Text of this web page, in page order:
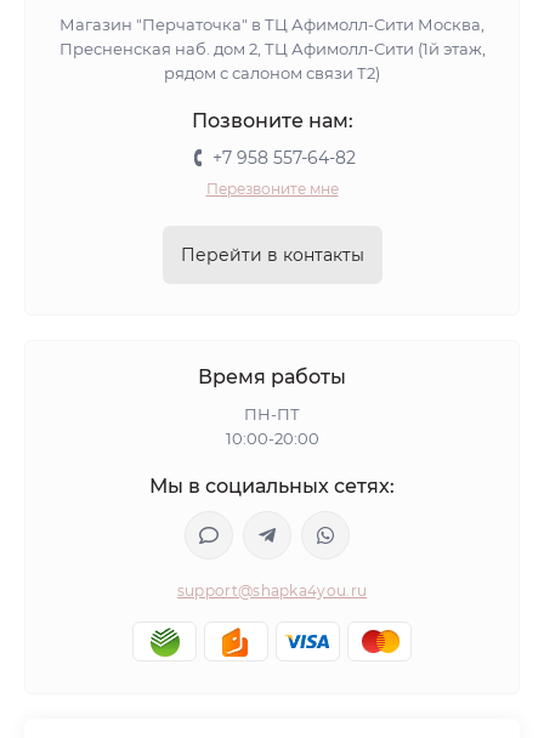
Магазин "Перчаточка" в ТЦ Афимолл-Сити Москва,
Пресненская наб. дом 2, ТЦ Афимолл-Сити (1й этаж,
рядом с салоном связи Т2)
Позвоните нам:
+7 958 557-64-82
Перезвоните мне
Перейти в контакты
Время работы
ПН-ПТ
10:00-20:00
Мы в социальных сетях:
support@shapka4you.ru